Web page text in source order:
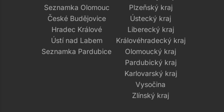
Seznamka Olomouc
České Budějovice
Hradec Králové
Ústí nad Labem
Seznamka Pardubice
Plzeňský kraj
Ústecký kraj
Liberecký kraj
Královéhradecký kraj
Olomoucký kraj
Pardubický kraj
Karlovarský kraj
Vysočina
Zlínský kraj